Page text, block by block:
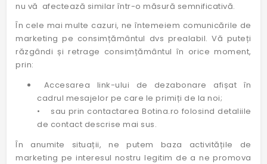
nu vă afectează similar într-o măsură semnificativă.
În cele mai multe cazuri, ne întemeiem comunicările de
marketing pe consimțământul dvs prealabil. Vă puteți
răzgândi și retrage consimțământul în orice moment,
prin:
Accesarea link-ului de dezabonare afișat în
cadrul mesajelor pe care le primiți de la noi;
• sau prin contactarea Botina.ro folosind detaliile
de contact descrise mai sus.
În anumite situații, ne putem baza activitățile de
marketing pe interesul nostru legitim de a ne promova